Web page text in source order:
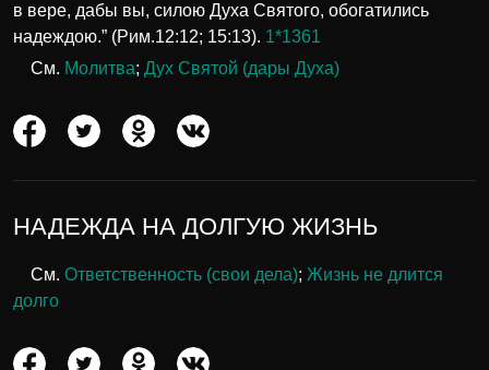
в вере, дабы вы, силою Духа Святого, обогатились
надеждою.” (Рим.12:12; 15:13). 1*1361
См. Молитва; Дух Святой (дары Духа)
НАДЕЖДА НА ДОЛГУЮ ЖИЗНЬ
См. Ответственность (свои дела); Жизнь не длится
долго